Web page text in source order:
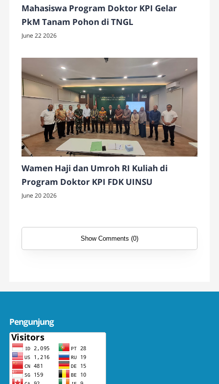
Mahasiswa Program Doktor KPI Gelar
PkM Tanam Pohon di TNGL
June 22 2026
Wamen Haji dan Umroh RI Kuliah di
Program Doktor KPI FDK UINSU
June 20 2026
Show Comments (0)
Pengunjung